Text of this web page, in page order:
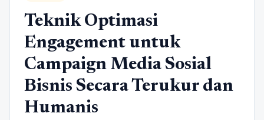
Teknik Optimasi
Engagement untuk
Campaign Media Sosial
Bisnis Secara Terukur dan
Humanis